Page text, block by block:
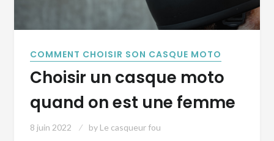
COMMENT CHOISIR SON CASQUE MOTO
Choisir un casque moto
quand on est une femme
8 juin 2022 by Le casqueur fou